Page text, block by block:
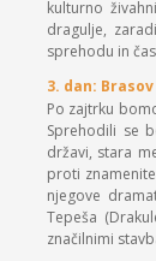
kulturno
dragulje,
sprehodu in
3. dan:
Po zajtrku
Sprehodili se
državi, stara
proti
njegove
Tepeša
značilnimi